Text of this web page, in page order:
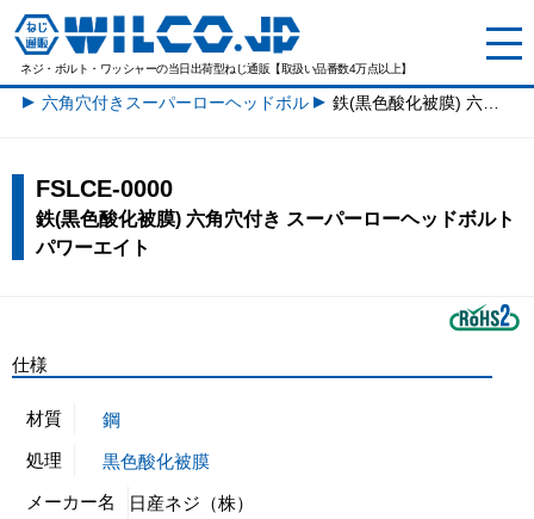
ネジ・ボルト・ワッシャーの当日出荷型ねじ通販【取扱い品番数4万点以上】
六角穴付きスーパーローヘッドボルト一覧
FSLCE-0000
鉄(黒色酸化被膜) 六角穴付き スーパーローヘッドボルト
パワーエイト
仕様
材質
鋼
処理
黒色酸化被膜
メーカー名
日産ネジ（株）